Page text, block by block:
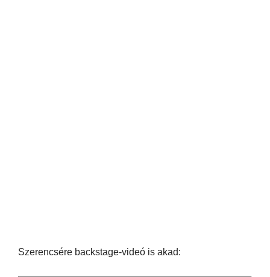
Szerencsére backstage-videó is akad: